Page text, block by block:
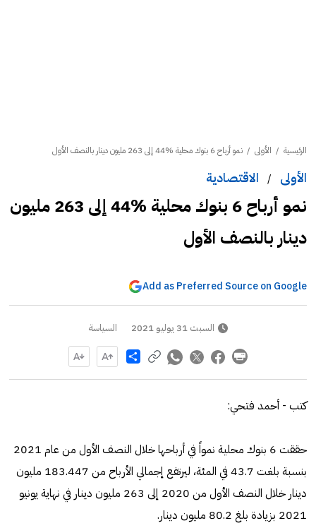
الرئيسية / الأولى / نمو أرباح 6 بنوك محلية %44 إلى 263 مليون دينار بالنصف الأول
الأولى / الاقتصادية
نمو أرباح 6 بنوك محلية %44 إلى 263 مليون
دينار بالنصف الأول
Add as Preferred Source on Google
السبت 31 يوليو 2021 السياسة
Share
كتب - أحمد فتحي:
حققت 6 بنوك محلية نمواً في أرباحها خلال النصف الأول من عام 2021
بنسبة بلغت 43.7 في المئة، ليرتفع إجمالي الأرباح من 183.447 مليون
دينار خلال النصف الأول من 2020 إلى 263 مليون دينار في نهاية يونيو
2021 بزيادة بلغ 80.2 مليون دينار.